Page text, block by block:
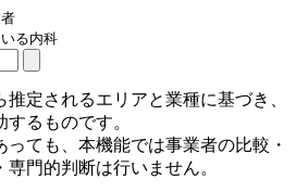
る内科
定されるエリアと業種に基づき、
るものです。
ても、本機能では事業者の比較・
門的判断は行いません。